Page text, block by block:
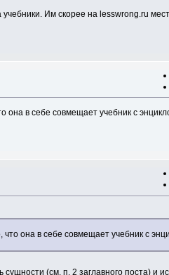
Им скорее на lesswrong.ru
она в себе совмещает учебник с
она в себе совмещает учебник с
(см. п. 2 заглавного поста) и